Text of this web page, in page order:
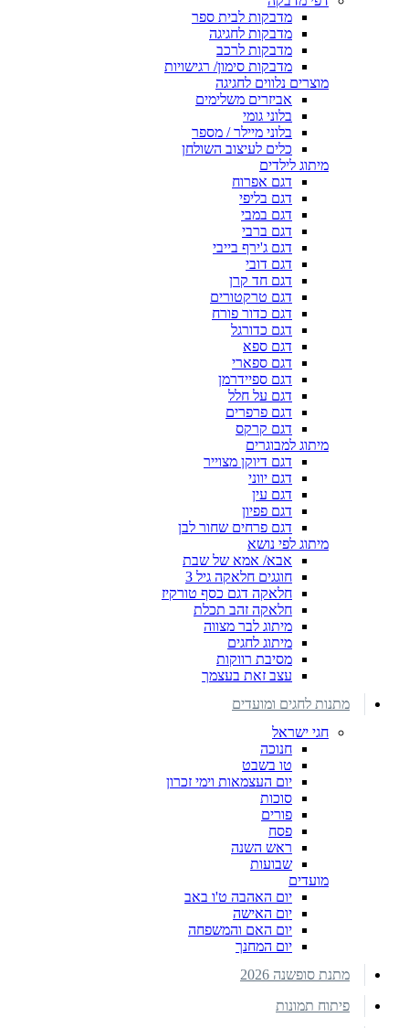
מדבקות לבית ספר
מדבקות לחגיגה
מדבקות לרכב
מדבקות סימון/ רגישויות
מוצרים נלווים לחגיגה
אביזרים משלימים
בלוני גומי
בלוני מיילר / מספר
כלים לעיצוב השולחן
מיתוג לילדים
דגם אפרוח
דגם בליפי
דגם במבי
דגם ברבי
דגם ג'ירף בייבי
דגם דובי
דגם חד קרן
דגם טרקטורים
דגם כדור פורח
דגם כדורגל
דגם ספא
דגם ספארי
דגם ספיידרמן
דגם על חלל
דגם פרפרים
דגם קרקס
מיתוג למבוגרים
דגם דיוקן מצוייר
דגם יווני
דגם עין
דגם פפיון
דגם פרחים שחור לבן
מיתוג לפי נושא
אבא/ אמא של שבת
חוגגים חלאקה גיל 3
חלאקה דגם כסף טורקיז
חלאקה זהב תכלת
מיתוג לבר מצווה
מיתוג לחגים
מסיבת רווקות
עצב זאת בעצמך
מתנות לחגים ומועדים
חגי ישראל
חנוכה
טו בשבט
יום העצמאות וימי זכרון
סוכות
פורים
פסח
ראש השנה
שבועות
מועדים
יום האהבה ט'ו באב
יום האישה
יום האם והמשפחה
יום המחנך
מתנת סופשנה 2026
פיתוח תמונות